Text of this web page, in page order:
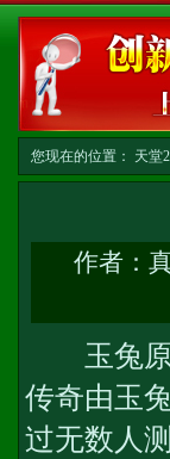
您现在的位置： 天堂
作者：
玉兔原
传奇由玉
过无数人